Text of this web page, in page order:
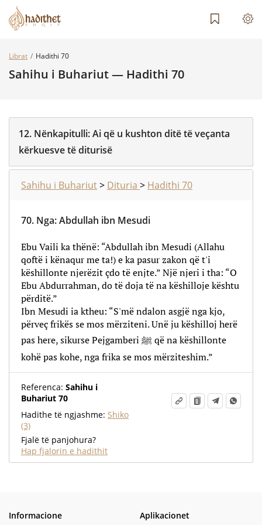
Librat Hadithi 70
Sahihu i Buhariut — Hadithi 70
12. Nënkapitulli:Ai që u kushton ditë të veçanta
kërkuesve të diturisë
Sahihu i Buhariut> Dituria > Hadithi 70
70. Nga:Abdullah ibn Mesudi
Ebu Vaili ka thënë: “Abdullah ibn Mesudi (Allahu
qoftë i kënaqur me ta!) e ka pasur zakon që t'i
këshillonte njerëzit çdo të enjte.” Një njeri i tha: “O
Ebu Abdurrahman, do të doja të na këshilloje kështu
përditë.”
Ibn Mesudi ia ktheu: “S'më ndalon asgjë nga kjo,
përveç frikës se mos mërziteni. Unë ju këshilloj herë
pas here, sikurse Pejgamberi ﷺ që na këshillonte
kohë pas kohe, nga frika se mos mërziteshim.”
Referenca: Sahihu i
Buhariut 70
Hadithe të ngjashme: Shiko
(3)
Fjalë të panjohura?
Hap fjalorin e hadithit
Informacione Aplikacionet